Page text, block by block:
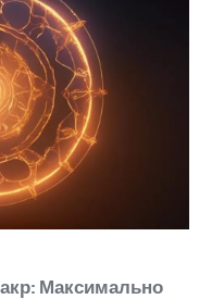
Максимально